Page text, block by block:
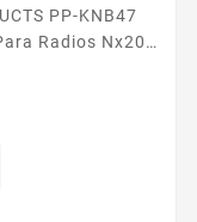
PP-KNB47
Radios Nx200
Radios NX200
con los
Pista flexible
para evitar